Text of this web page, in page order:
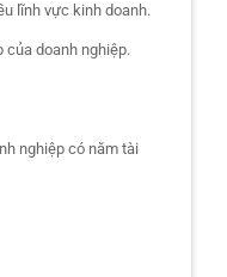
lĩnh vực kinh doanh.
của doanh nghiệp.
nghiệp có năm tài